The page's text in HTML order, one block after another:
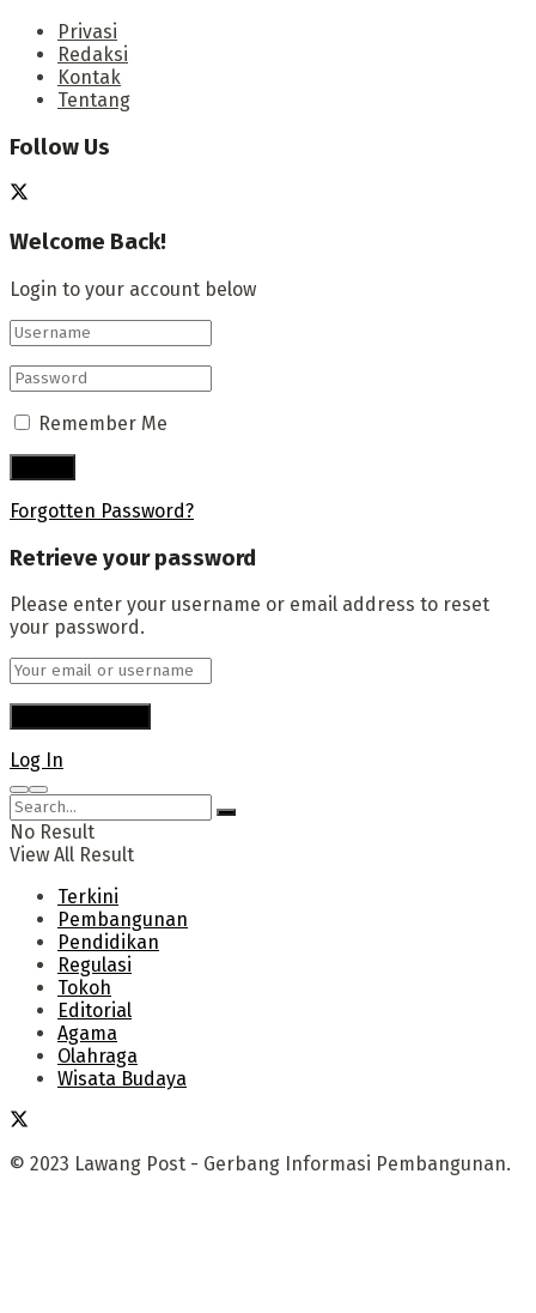
Privasi
Redaksi
Kontak
Tentang
Follow Us
Welcome Back!
Login to your account below
Remember Me
Forgotten Password?
Retrieve your password
Please enter your username or email address to reset
your password.
Log In
No Result
View All Result
Terkini
Pembangunan
Pendidikan
Regulasi
Tokoh
Editorial
Agama
Olahraga
Wisata Budaya
© 2023 Lawang Post - Gerbang Informasi Pembangunan.